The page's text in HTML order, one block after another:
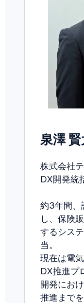
泉澤
株式会社
DX開発統
約3年間、
し、保険
するシス
当。
現在は電
DX推進プ
開発にお
推進まで